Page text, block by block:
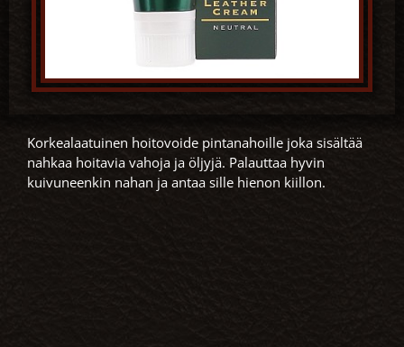
Korkealaatuinen hoitovoide pintanahoille joka sisältää
nahkaa hoitavia vahoja ja öljyjä. Palauttaa hyvin
kuivuneenkin nahan ja antaa sille hienon kiillon.